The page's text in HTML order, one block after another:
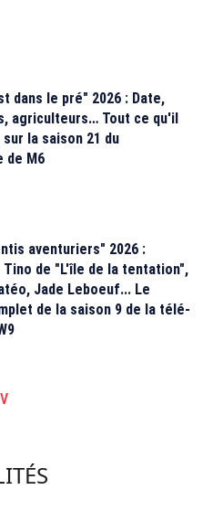
dans le pré" 2026 : Date,
agriculteurs… Tout ce qu'il
la saison 21 du
de M6
aventuriers" 2026 :
Tino de "L'île de la tentation",
Jade Leboeuf... Le
de la saison 9 de la télé-